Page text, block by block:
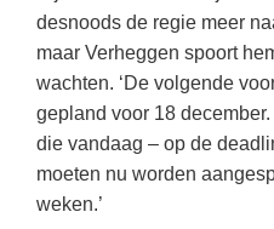
Onderwijsprijs
Schoolreisideeën
Schoolspullen
Kruiswoordpuzzels
Onderwijslonen
Vrijeschoolonderwijs
Montessori onderwijs
Jenaplanonderwijs
desnoods de regie meer
maar Verheggen spoort
wachten. ‘De volgende
gepland voor 18
die vandaag – op de
moeten nu worden
weken.’